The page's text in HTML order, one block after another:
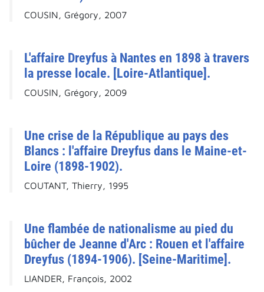
COUSIN, Grégory, 2007
L'affaire Dreyfus à Nantes en 1898 à travers
la presse locale. [Loire-Atlantique].
COUSIN, Grégory, 2009
Une crise de la République au pays des
Blancs : l'affaire Dreyfus dans le Maine-et-
Loire (1898-1902).
COUTANT, Thierry, 1995
Une flambée de nationalisme au pied du
bûcher de Jeanne d'Arc : Rouen et l'affaire
Dreyfus (1894-1906). [Seine-Maritime].
LIANDER, François, 2002